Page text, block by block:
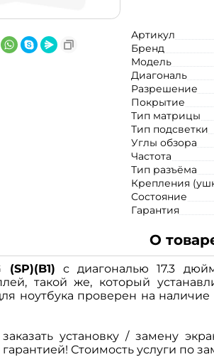
Артикул
Бренд
Модель
Диагональ
Разрешение
Покрытие
Тип матрицы
Тип подсветки
Углы обзора
Частота
Тип разъёма
Крепления
Состояние
Гарантия
О
(SP)(B1) с диагональю 17.3
такой же, который
ноутбука проверен на
установку / замену
Стоимость услуги по